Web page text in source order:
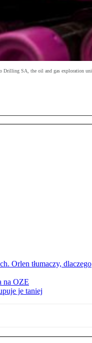
Drilling SA, the oil and gas exploration
Orlen tłumaczy, dlaczego
na OZE
je taniej